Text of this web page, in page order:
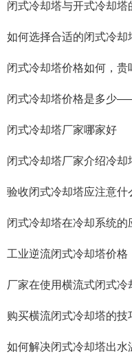
闭式冷却塔与开式冷却塔
如何选择合适的闭式冷却
闭式冷却塔价格如何，贵
闭式冷却塔价格是多少
闭式冷却塔厂家哪家好
闭式冷却塔厂家介绍冷却
验收闭式冷却塔应注意什
闭式冷却塔在冷却系统的
工业逆流闭式冷却塔价格
厂家在使用横流式闭式冷
购买横流闭式冷却塔的技
如何解决闭式冷却塔出水